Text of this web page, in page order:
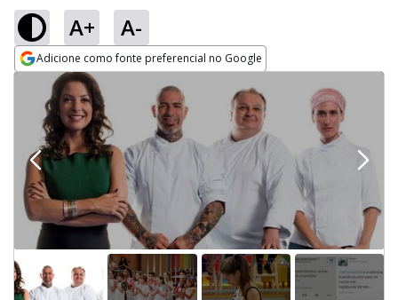
A+ A-
Adicione como fonte preferencial no Google
Opens in new window